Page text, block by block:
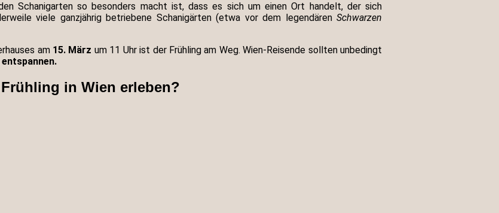
Schanigarten so besonders macht ist, dass es sich um einen Ort handelt, der sich
viele ganzjährig betriebene Schanigärten (etwa vor dem legendären Schwarzen
am 15. März um 11 Uhr ist der Frühling am Weg. Wien-Reisende sollten unbedingt
entspannen.
in Wien erleben?